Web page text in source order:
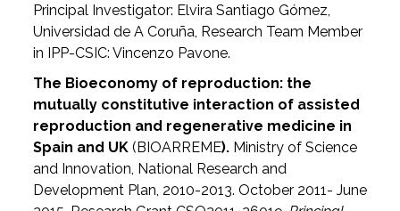
Principal Investigator: Elvira Santiago Gómez,
Universidad de A Coruña, Research Team Member
in IPP-CSIC: Vincenzo Pavone.
The Bioeconomy of reproduction: the
mutually constitutive interaction of assisted
reproduction and regenerative medicine in
Spain and UK(BIOARREME). Ministry of Science
and Innovation, National Research and
Development Plan, 2010-2013. October 2011- June